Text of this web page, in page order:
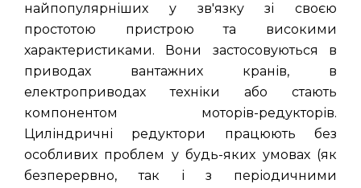
найпопулярніших у зв'язку зі своєю
простотою пристрою та високими
характеристиками. Вони застосовуються в
приводах вантажних кранів, в
електроприводах техніки або стають
компонентом моторів-редукторів.
Циліндричні редуктори працюють без
особливих проблем у будь-яких умовах (як
безперервно, так і з періодичними